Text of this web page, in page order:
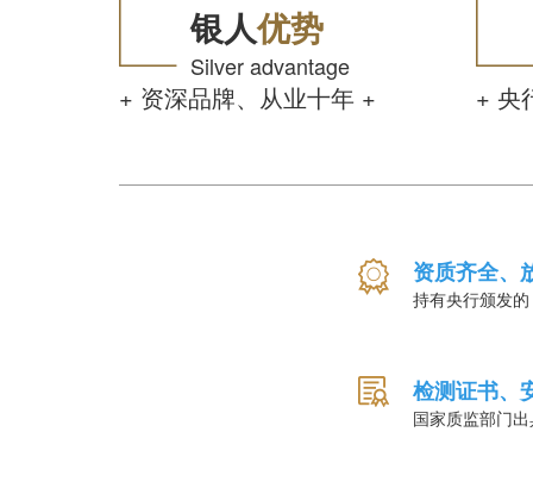
银人优势
Silver advantage
+ 资深品牌、从业十年 + + 央
资质齐全、
持有央行颁发
检测证书、
国家质监部门